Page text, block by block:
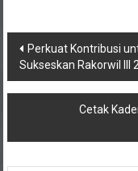
Navigasi
pos
Perkuat Kontribusi
Sukseskan Rakorwil III
Cetak